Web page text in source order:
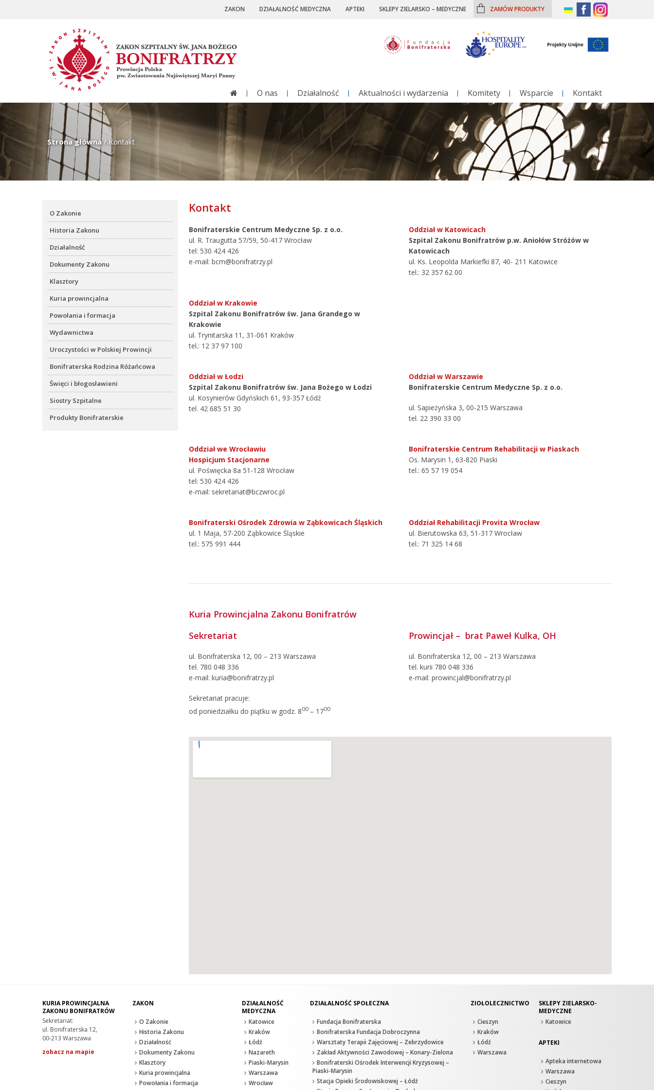
ZAKON DZIAŁALNOŚĆ MEDYCZNA APTEKI SKLEPY ZIELARSKO – MEDYCZNE ZAMÓW PRODUKTY
O nas Działalność Aktualności i wydarzenia Komitety Wsparcie Kontakt
Strona główna/ Kontakt
Kontakt
Bonifraterskie Centrum Medyczne Sp. z o.o.
ul. R. Traugutta 57/59, 50-417 Wrocław
tel: 530 424 426
e-mail: bcm@bonifratrzy.pl
Oddział w Katowicach
Szpital Zakonu Bonifratrów p.w. Aniołów Stróżów w
Katowicach
ul. Ks. Leopolda Markiefki 87, 40- 211 Katowice
tel.: 32 357 62 00
Oddział w Krakowie
Szpital Zakonu Bonifratrów św. Jana Grandego w
Krakowie
ul. Trynitarska 11, 31-061 Kraków
tel.: 12 37 97 100
Oddział w Łodzi
Szpital Zakonu Bonifratrów św. Jana Bożego w Łodzi
ul. Kosynierów Gdyńskich 61, 93-357 Łódź
tel. 42 685 51 30
Oddział w Warszawie
Bonifraterskie Centrum Medyczne Sp. z o.o.
ul. Sapieżyńska 3, 00-215 Warszawa
tel. 22 390 33 00
Oddział we Wrocławiu
Hospicjum Stacjonarne
ul. Poświęcka 8a 51-128 Wrocław
tel: 530 424 426
e-mail: sekretariat@bczwroc.pl
Bonifraterskie Centrum Rehabilitacji w Piaskach
Os. Marysin 1, 63-820 Piaski
tel.: 65 57 19 054
Bonifraterski Ośrodek Zdrowia w Ząbkowicach Śląskich
ul. 1 Maja, 57-200 Ząbkowice Śląskie
tel.: 575 991 444
Oddział Rehabilitacji Provita Wrocław
ul. Bierutowska 63, 51-317 Wrocław
tel.: 71 325 14 68
Kuria Prowincjalna Zakonu Bonifratrów
Sekretariat
ul. Bonifraterska 12, 00 – 213 Warszawa
tel. 780 048 336
e-mail: kuria@bonifratrzy.pl
Sekretariat pracuje:
od poniedziałku do piątku w godz. 800 – 1700
Prowincjał – brat Paweł Kulka, OH
ul. Bonifraterska 12, 00 – 213 Warszawa
tel. kurii 780 048 336
e-mail: prowincjal@bonifratrzy.pl
O Zakonie
Historia Zakonu
Działalność
Dokumenty Zakonu
Klasztory
Kuria prowincjalna
Powołania i formacja
Wydawnictwa
Uroczystości w Polskiej Prowincji
Bonifraterska Rodzina Różańcowa
Święci i błogosławieni
Siostry Szpitalne
Produkty Bonifraterskie
KURIA PROWINCJALNA
ZAKONU BONIFRATRÓW
Sekretariat:
ul. Bonifraterska 12,
00-213 Warszawa
zobacz na mapie
ZAKON
O Zakonie
Historia Zakonu
Działalność
Dokumenty Zakonu
Klasztory
Kuria prowincjalna
Powołania i formacja
DZIAŁALNOŚĆ
MEDYCZNA
Katowice
Kraków
Łódź
Nazareth
Piaski-Marysin
Warszawa
Wrocław
DZIAŁALNOŚĆ SPOŁECZNA
Fundacja Bonifraterska
Bonifraterska Fundacja Dobroczynna
Warsztaty Terapii Zajęciowej – Zebrzydowice
Zakład Aktywności Zawodowej – Konary-Zielona
Bonifraterski Ośrodek Interwencji Kryzysowej –
Piaski-Marysin
Stacja Opieki Środowiskowej – Łódź
ZIOŁOLECZNICTWO
Cieszyn
Kraków
Łódź
Warszawa
SKLEPY ZIELARSKO-
MEDYCZNE
Katowice
APTEKI
Apteka internetowa
Warszawa
Cieszyn